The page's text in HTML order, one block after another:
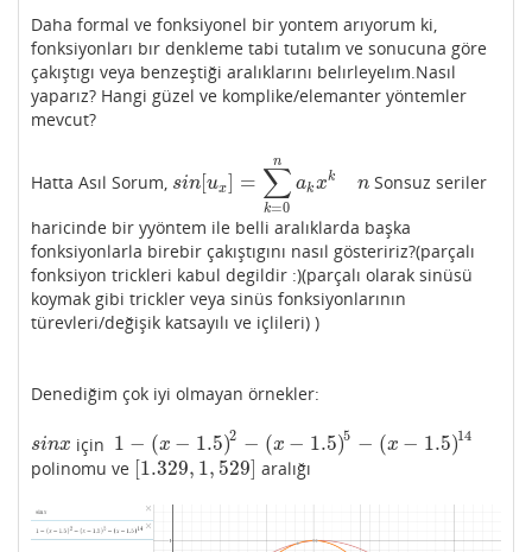
Daha formal ve fonksiyonel bir yontem arıyorum ki,
fonksiyonları bır denkleme tabi tutalım ve sonucuna göre
çakıştıgı veya benzeştiği aralıklarını belırleyelım.Nasıl
yaparız? Hangi güzel ve komplike/elemanter yöntemler
mevcut?
Hatta Asıl Sorum, sin[ux] = ∑
k=0
n
akxk n
sin[ ux] ∑k 0n kxkn
Sonsuz seriler
haricinde bir yyöntem ile belli aralıklarda başka
fonksiyonlarla birebir çakıştıgını nasıl gösteririz?(parçalı
fonksiyon trickleri kabul degildir :)(parçalı olarak sinüsü
koymak gibi trickler veya sinüs fonksiyonlarının
türevleri/değişik katsayılı ve içlileri) )
Denediğim çok iyi olmayan örnekler:
sinx
sinx için 1 − (x − 1.5)2 − (x − 1.5)5 − (x − 1.5)14
1−(x −1.5)2 −(x−1.5)5 −(x −1.5)14
polinomu ve [1.329, 1, 529]
1.329,1 529] aralığı